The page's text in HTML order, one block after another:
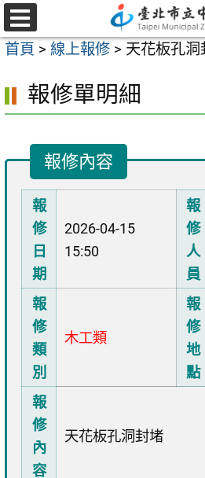
跳
至
主
內
選
單
首頁 > 線上報修 > 天花板孔洞
報修單明細
報修內容
報
修
日
期
2026-04-15
15:50
報
修
人
員
報
修
類
別
木工類
報
修
地
點
報
修
內
容
天花板孔洞封堵